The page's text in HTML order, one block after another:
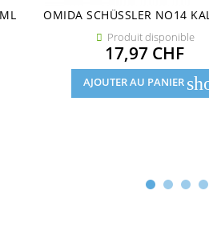
OMIDA SCHÜSSLER NO14
 Produit disponible
Prix
17,97 CHF
AJOUTER AU PANIER